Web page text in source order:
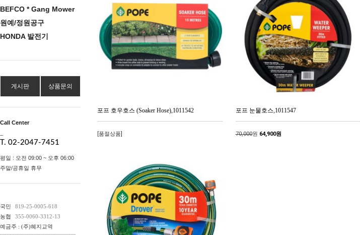
BEFCO * Gang Mower
원예/정원공구
HONDA 발전기
게시판 상품문의
Call Center
T. 02-2047-7451
평일 : 오전 09:00 ~ 오후 06:00
주말/공휴일 휴무
국민
819-25-0005-618
농협
355-0060-3312-13
예금주 : (주)혜지교역
포프 호우호스 (Soaker Hose),1011542
[품절상품]
포프 눈물호스,1011547
70,000원 64,900원